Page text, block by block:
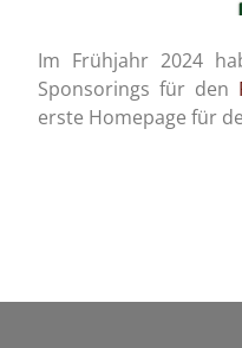
Im Frühjahr 2024
Sponsorings für den
erste Homepage für